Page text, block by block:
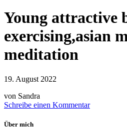
Young attractive
exercising,asian
meditation
19. August 2022
von Sandra
Schreibe einen Kommentar
Über mich